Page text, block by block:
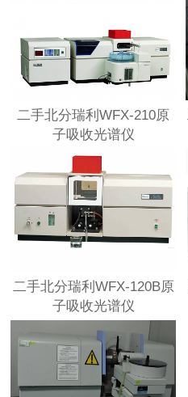
二手北分瑞利WFX-210原
子吸收光谱仪
二手北分瑞利WFX-120B原
子吸收光谱仪